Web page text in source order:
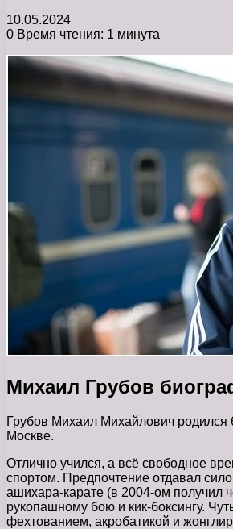
10.05.2024
0 Время чтения: 1 минута
Михаил Грубов
Грубов Михаил Михайлович родился
Москве.
Отлично учился, а всё свободное
спортом. Предпочтение отдавал
ашихара-карате (в 2004-ом получил
рукопашному бою и кик-боксингу.
фехтованием, акробатикой и